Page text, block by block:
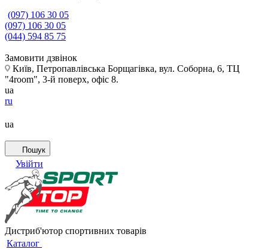
(097) 106 30 05
(097) 106 30 05
(044) 594 85 75
Замовити дзвінок
Київ, Петропавлівська Борщагівка, вул. Соборна, 6, ТЦ
"4room", 3-й поверх, офіс 8.
ua
ru
ua
Пошук
Увійти
Дистриб'ютор спортивних товарів
Каталог